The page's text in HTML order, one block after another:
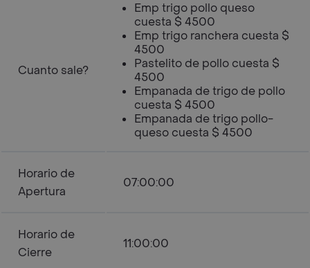
Cuanto sale?
Emp trigo pollo queso
cuesta $ 4500
Emp trigo ranchera cuesta $
4500
Pastelito de pollo cuesta $
4500
Empanada de trigo de pollo
cuesta $ 4500
Empanada de trigo pollo-
queso cuesta $ 4500
Horario de
Apertura
07:00:00
Horario de
Cierre
11:00:00